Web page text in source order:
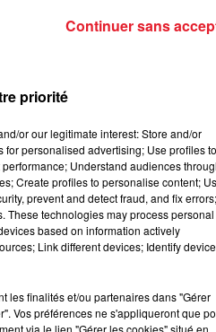
2 min 10 sec
priorité
or our legitimate interest: Store and/or
personalised advertising; Use profiles to
Understand audiences
Create profiles to personalise content;
prevent and detect fraud, and fix errors;
These technologies may process personal
based on information actively
Link different devices; Identify
les finalités et/ou partenaires dans "Gérer
Vos préférences ne s'appliqueront que
via le lien "Gérer les cookies" situé en
Continuer sans